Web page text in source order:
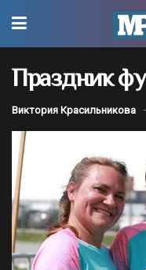
Праздник
Виктория Красильникова